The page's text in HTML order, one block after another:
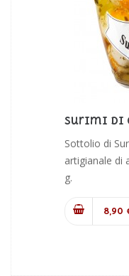
Surimi Di
Sottolio di
artigianale di
g.
8,90